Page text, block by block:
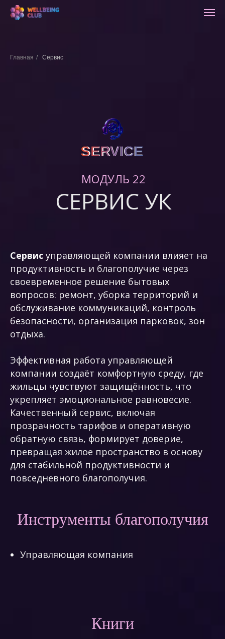
Главная / Сервис
SERVICE
SERVICE
СЕРВИС УК
МОДУЛЬ 22
Сервис управляющей компании влияет на
продуктивность и благополучие через
своевременное решение бытовых
вопросов: ремонт, уборка территорий и
обслуживание коммуникаций, контроль
безопасности, организация парковок, зон
отдыха.
Эффективная работа управляющей
компании создаёт комфортную среду, где
жильцы чувствуют защищённость, что
укрепляет эмоциональное равновесие.
Качественный сервис, включая
прозрачность тарифов и оперативную
обратную связь, формирует доверие,
превращая жилое пространство в основу
для стабильной продуктивности и
повседневного благополучия.
Инструменты благополучия
Управляющая компания
Книги